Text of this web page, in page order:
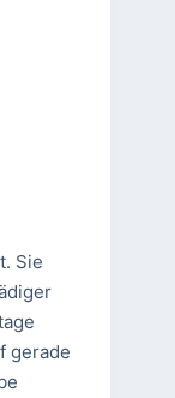
Sie
gerade